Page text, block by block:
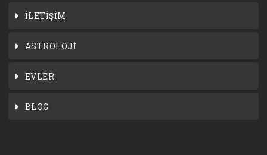
İLETİŞİM
ASTROLOJİ
EVLER
BLOG